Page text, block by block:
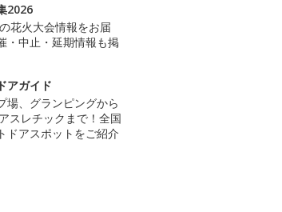
2026
花火大会情報をお届
・中止・延期情報も掲
アガイド
場、グランピングから
スレチックまで！全国
ドアスポットをご紹介